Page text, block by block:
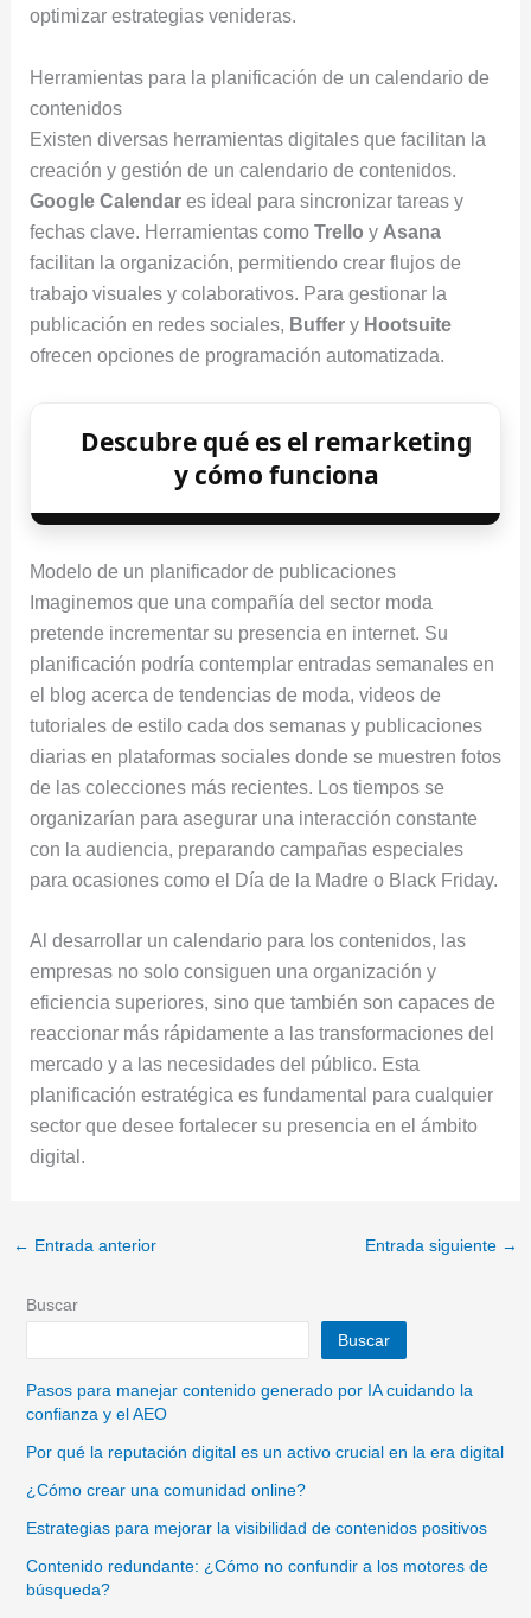
optimizar estrategias venideras.
Herramientas para la planificación de un calendario de
contenidos
Existen diversas herramientas digitales que facilitan la
creación y gestión de un calendario de contenidos.
Google Calendares ideal para sincronizar tareas y
fechas clave. Herramientas como Trello y Asana
facilitan la organización, permitiendo crear flujos de
trabajo visuales y colaborativos. Para gestionar la
publicación en redes sociales, Buffery Hootsuite
ofrecen opciones de programación automatizada.
Descubre qué es el remarketing
y cómo funciona
Modelo de un planificador de publicaciones
Imaginemos que una compañía del sector moda
pretende incrementar su presencia en internet. Su
planificación podría contemplar entradas semanales en
el blog acerca de tendencias de moda, videos de
tutoriales de estilo cada dos semanas y publicaciones
diarias en plataformas sociales donde se muestren fotos
de las colecciones más recientes. Los tiempos se
organizarían para asegurar una interacción constante
con la audiencia, preparando campañas especiales
para ocasiones como el Día de la Madre o Black Friday.
Al desarrollar un calendario para los contenidos, las
empresas no solo consiguen una organización y
eficiencia superiores, sino que también son capaces de
reaccionar más rápidamente a las transformaciones del
mercado y a las necesidades del público. Esta
planificación estratégica es fundamental para cualquier
sector que desee fortalecer su presencia en el ámbito
digital.
← Entrada anterior Entrada siguiente →
Buscar
Buscar
Pasos para manejar contenido generado por IA cuidando la
confianza y el AEO
Por qué la reputación digital es un activo crucial en la era digital
¿Cómo crear una comunidad online?
Estrategias para mejorar la visibilidad de contenidos positivos
Contenido redundante: ¿Cómo no confundir a los motores de
búsqueda?